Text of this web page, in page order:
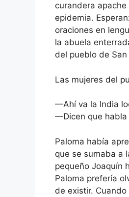
curandera
epidemia.
oraciones en
la abuela
del pueblo de
Las mujeres del
—Ahí va la India
—Dicen que habla
Paloma había
que se sumaba a
pequeño Joaquín
Paloma prefería
de existir.